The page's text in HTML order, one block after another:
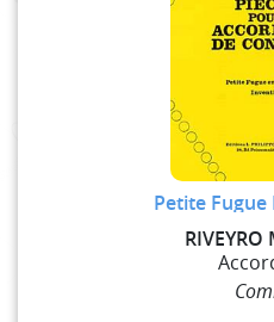
Petite